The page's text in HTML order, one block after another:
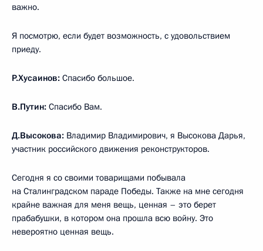
важно.
Я посмотрю, если будет возможность, с удовольствием
приеду.
Р.Хусаинов: Спасибо большое.
В.Путин: Спасибо Вам.
Д.Высокова: Владимир Владимирович, я Высокова Дарья,
участник российского движения реконструкторов.
Сегодня я со своими товарищами побывала
на Сталинградском параде Победы. Также на мне сегодня
крайне важная для меня вещь, ценная – это берет
прабабушки, в котором она прошла всю войну. Это
невероятно ценная вещь.